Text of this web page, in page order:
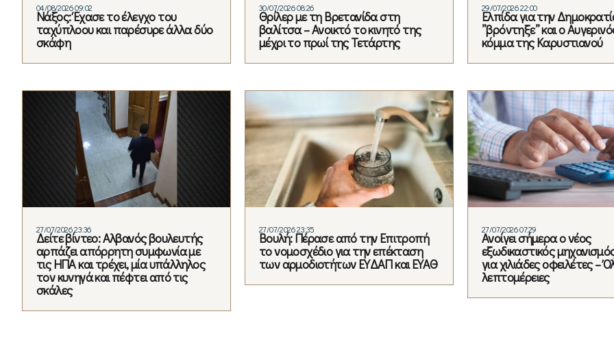
04/08/2026 09:02
Νάξος: Έχασε το έλεγχο του
ταχύπλοου και παρέσυρε άλλα δύο
σκάφη
30/07/2026 08:26
Θρίλερ με τη Βρετανίδα στη
βαλίτσα – Ανοικτό το κινητό της
μέχρι το πρωί της Τετάρτης
29/07/2026 22:00
Ελπίδα για την
”βρόντηξε” και ο
κόμμα της Καρυστιανού
27/07/2026 23:36
Δείτε βίντεο: Αλβανός βουλευτής
αρπάζει απόρρητη συμφωνία με
τις ΗΠΑ και τρέχει, μία υπάλληλος
τον κυνηγά και πέφτει από τις
σκάλες
27/07/2026 23:35
Βουλή: Πέρασε από την Επιτροπή
το νομοσχέδιο για την επέκταση
των αρμοδιοτήτων ΕΥΔΑΠ και ΕΥΑΘ
27/07/2026 07:29
Ανοίγει σήμερα ο νέος
εξωδικαστικός
για χιλιάδες οφειλέτες –
λεπτομέρειες